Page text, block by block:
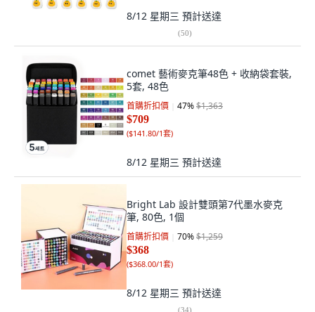
8/12 星期三 預計送達
(50)
comet 藝術麥克筆48色 + 收納袋套裝,
5套, 48色
首購折扣價 47%$1,363
$709
($141.80/1套)
8/12 星期三 預計送達
Bright Lab 設計雙頭第7代墨水麥克
筆, 80色, 1個
首購折扣價 70%$1,259
$368
($368.00/1套)
8/12 星期三 預計送達
(34)